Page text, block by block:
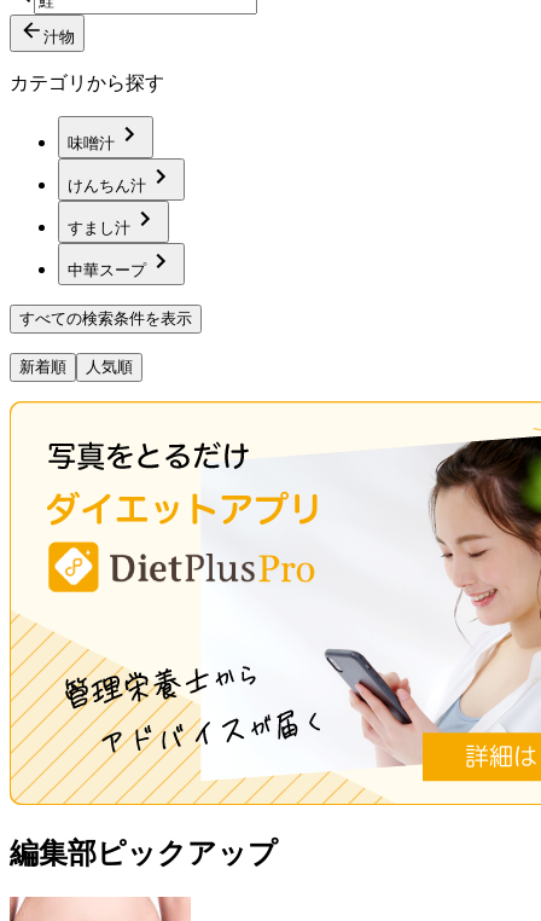
汁物
カテゴリから探す
味噌汁
けんちん汁
すまし汁
中華スープ
すべての検索条件を表示
新着順 人気順
編集部ピックアップ